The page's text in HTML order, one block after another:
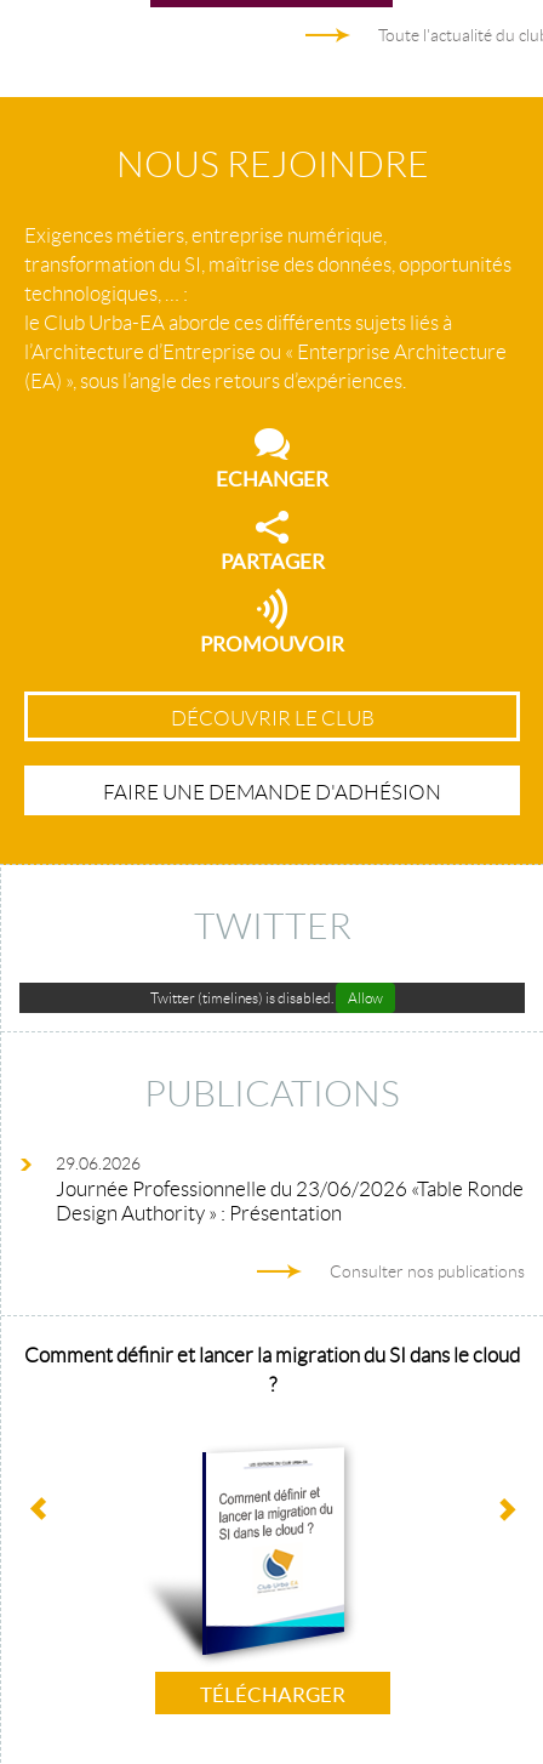
Toute l'actualité du
NOUS REJOINDRE
Exigences métiers, entreprise numérique,
transformation du SI, maîtrise des données, opportunités
technologiques, … :
le Club Urba-EA aborde ces différents sujets liés à
l’Architecture d’Entreprise ou « Enterprise Architecture
(EA) », sous l’angle des retours d’expériences.
ECHANGER
PARTAGER
PROMOUVOIR
DÉCOUVRIR LE CLUB
FAIRE UNE DEMANDE D'ADHÉSION
TWITTER
Twitter (timelines) is disabled. Allow
PUBLICATIONS
29.06.2026
Journée Professionnelle du 23/06/2026 «Table Ronde
Design Authority » : Présentation
Consulter nos publications
Comment définir et lancer la migration du SI dans le cloud
?
TÉLÉCHARGER